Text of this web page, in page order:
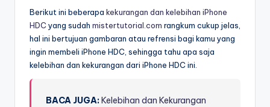
Berikut ini beberapa kekurangan dan kelebihan iPhone
HDC yang sudah mistertutorial.com rangkum cukup jelas,
hal ini bertujuan gambaran atau refrensi bagi kamu yang
ingin membeli iPhone HDC, sehingga tahu apa saja
kelebihan dan kekurangan dari iPhone HDC ini.
BACA JUGA:Kelebihan dan Kekurangan